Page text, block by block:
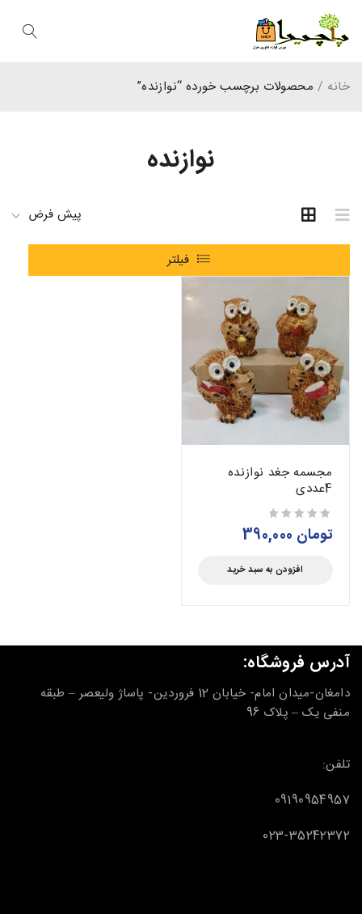
نوازنده
خانه / محصولات برچسب خورده “نوازنده”
پیش فرض
فیلتر
مجسمه جغد نوازنده
4عددی
تومان
افزودن به سبد خرید
آدرس فروشگاه:
دامغان-میدان امام- خیابان 12 فروردین- پاساژ ولیعصر – طبقه
منفی یک – پلاک 96
تلفن:
09190954957
023-35242372